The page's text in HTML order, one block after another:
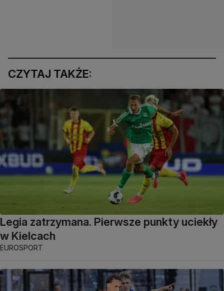
CZYTAJ TAKŻE:
Legia zatrzymana. Pierwsze punkty uciekły
w Kielcach
EUROSPORT